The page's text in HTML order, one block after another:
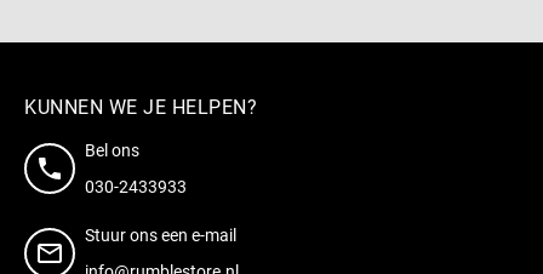
KUNNEN WE JE HELPEN?
Bel ons
030-2433933
Stuur ons een e-mail